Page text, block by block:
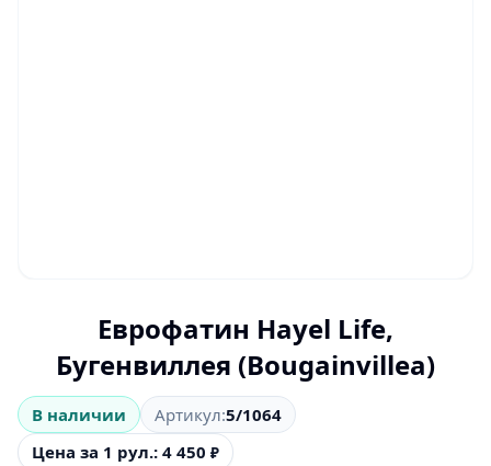
Еврофатин Hayel Life,
Бугенвиллея (Bougainvillea)
В наличии Артикул:5/1064
Цена за 1 рул.: 4 450 ₽